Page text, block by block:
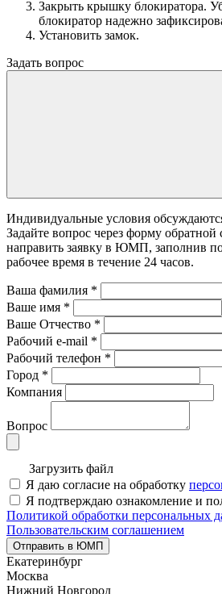
Закрыть крышку блокиратора.
блокиратор надежно
Установить замок.
Задать вопрос
Индивидуальные условия
Задайте вопрос через форму
направить заявку в ЮМП, заполнив
рабочее время в течение 24 часов.
Ваша фамилия *
Ваше имя *
Ваше Отчество *
Рабочий e-mail *
Рабочий телефон *
Город *
Компания
Вопрос
Загрузить файл
Я даю согласие на обработку
Я подтверждаю ознакомление и
Политикой обработки персональных
Пользовательским соглашением
Отправить в ЮМП
Екатеринбург
Москва
Нижний Новгород